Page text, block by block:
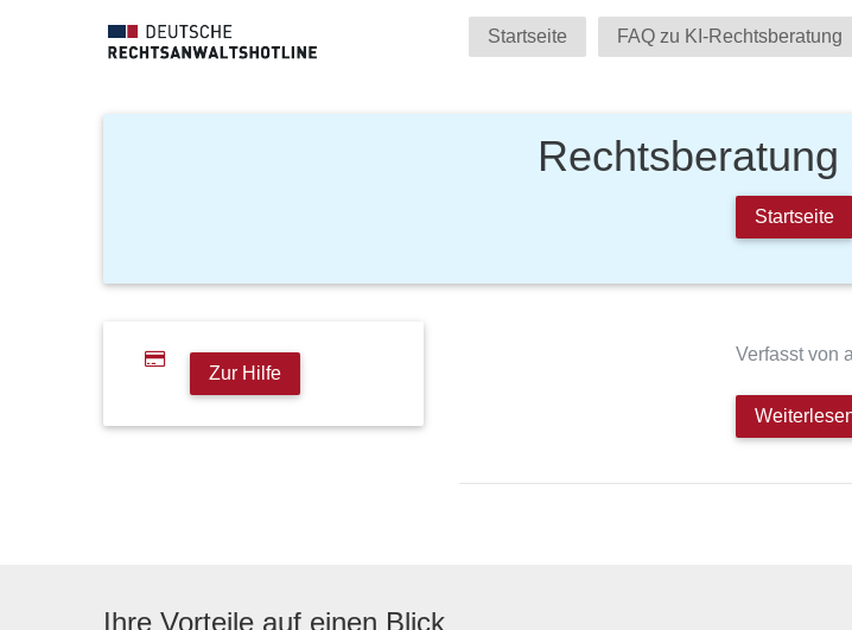
Startseite FAQ zu KI-Rechtsberatung
Rechtsberatung
Startseite
Zur Hilfe
Verfasst von
Ihre Vorteile auf einen Blick